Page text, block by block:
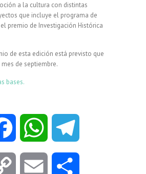
a la cultura con distintas
que incluye el programa de
premio de Investigación Histórica
de esta edición está previsto que
de septiembre.
bases.